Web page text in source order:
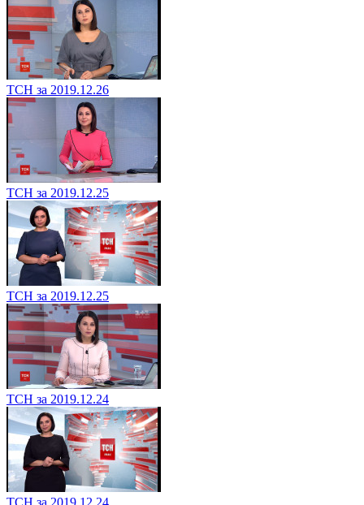
ТСН за 2019.12.26
ТСН за 2019.12.25
ТСН за 2019.12.25
ТСН за 2019.12.24
ТСН за 2019.12.24